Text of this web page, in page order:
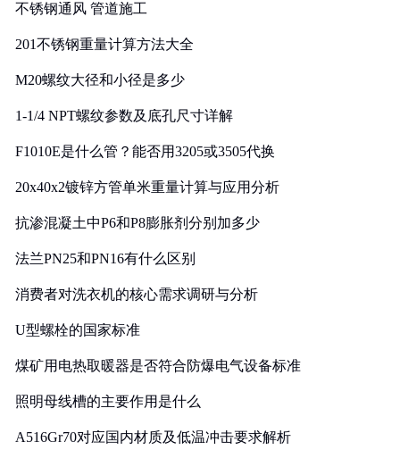
不锈钢通风 管道施工
201不锈钢重量计算方法大全
M20螺纹大径和小径是多少
1-1/4 NPT螺纹参数及底孔尺寸详解
F1010E是什么管？能否用3205或3505代换
20x40x2镀锌方管单米重量计算与应用分析
抗渗混凝土中P6和P8膨胀剂分别加多少
法兰PN25和PN16有什么区别
消费者对洗衣机的核心需求调研与分析
U型螺栓的国家标准
煤矿用电热取暖器是否符合防爆电气设备标准
照明母线槽的主要作用是什么
A516Gr70对应国内材质及低温冲击要求解析